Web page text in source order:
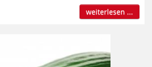
weiterlesen ...